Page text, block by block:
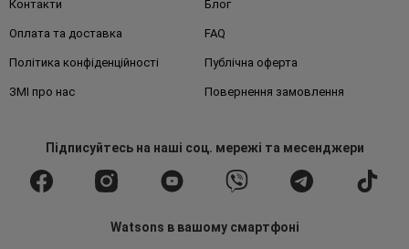
Контакти Блог
Оплата та доставка FAQ
Політика конфіденційності Публічна оферта
ЗМІ про нас Повернення замовлення
Підписуйтесьна наші соц. мережі та месенджери
Watsons в вашому смартфоні